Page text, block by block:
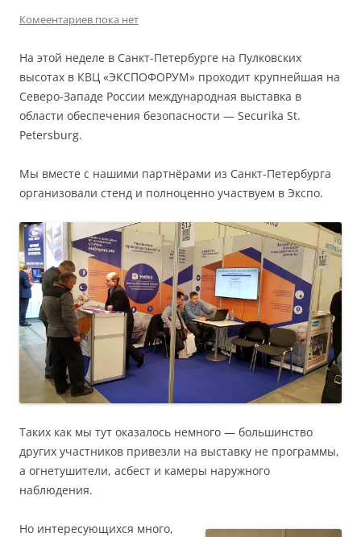
Комеентариев пока нет
На этой неделе в Санкт-Петербурге на Пулковских
высотах в КВЦ «ЭКСПОФОРУМ» проходит крупнейшая на
Северо-Западе России международная выставка в
области обеспечения безопасности — Securika St.
Petersburg.
Мы вместе с нашими партнёрами из Санкт-Петербурга
организовали стенд и полноценно участвуем в Экспо.
Таких как мы тут оказалось немного — большинство
других участников привезли на выставку не программы,
а огнетушители, асбест и камеры наружного
наблюдения.
Но интересующихся много,